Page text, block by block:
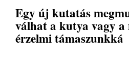
Egy új kutatás
válhat a kutya vagy a
érzelmi támaszunkká